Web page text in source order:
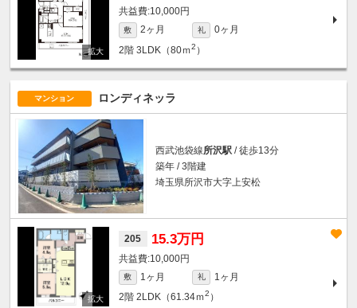
10,000円
敷 2ヶ月 礼
0ヶ月
2階 3LDK（80ｍ2 ）
マンション ロンディネッラ
西武池袋線所沢駅 / 徒歩13分
築年 / 3階建
埼玉県所沢市大字上安松
205 15.3万円
10,000円
敷 1ヶ月 礼
1ヶ月
2階 2LDK（61.34ｍ2 ）